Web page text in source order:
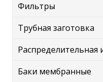
Фильтры
Трубная заготовка
Распределительная
Баки мембранные